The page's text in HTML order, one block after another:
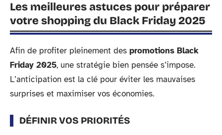
Les meilleures astuces pour préparer
votre shopping du Black Friday 2025
Afin de profiter pleinement des promotions Black
Friday 2025, une stratégie bien pensée s’impose.
L’anticipation est la clé pour éviter les mauvaises
surprises et maximiser vos économies.
DÉFINIR VOS PRIORITÉS